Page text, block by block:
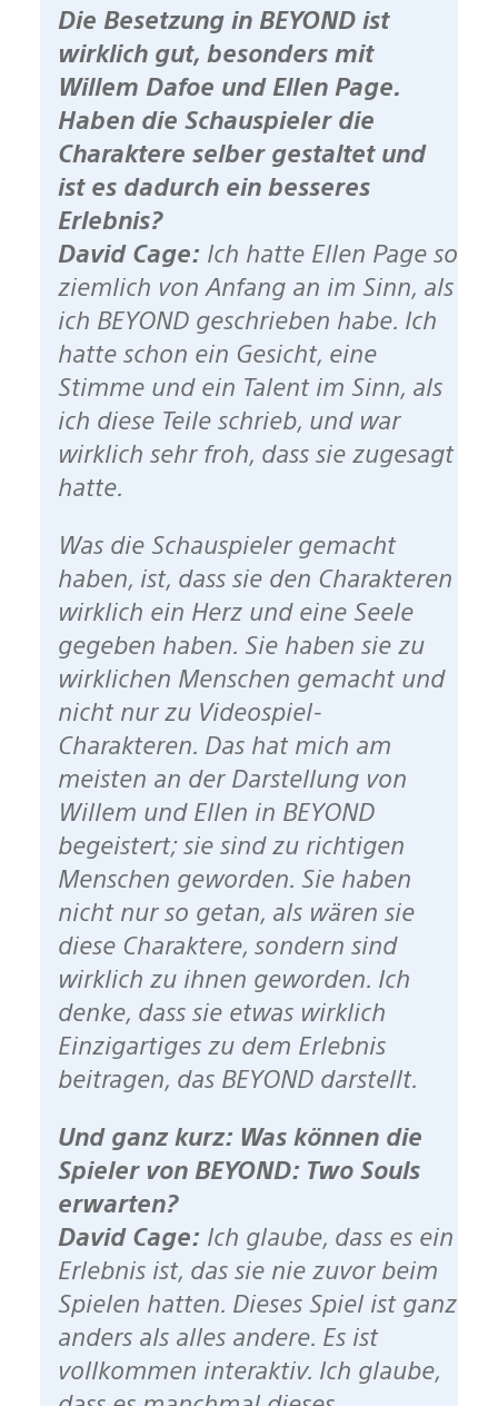
Die Besetzung in BEYOND ist
wirklich gut, besonders mit
Willem Dafoe und Ellen Page.
Haben die Schauspieler die
Charaktere selber gestaltet und
ist es dadurch ein besseres
Erlebnis?
David Cage: Ich hatte Ellen Page so
ziemlich von Anfang an im Sinn, als
ich BEYOND geschrieben habe. Ich
hatte schon ein Gesicht, eine
Stimme und ein Talent im Sinn, als
ich diese Teile schrieb, und war
wirklich sehr froh, dass sie zugesagt
hatte.
Was die Schauspieler gemacht
haben, ist, dass sie den Charakteren
wirklich ein Herz und eine Seele
gegeben haben. Sie haben sie zu
wirklichen Menschen gemacht und
nicht nur zu Videospiel-
Charakteren. Das hat mich am
meisten an der Darstellung von
Willem und Ellen in BEYOND
begeistert; sie sind zu richtigen
Menschen geworden. Sie haben
nicht nur so getan, als wären sie
diese Charaktere, sondern sind
wirklich zu ihnen geworden. Ich
denke, dass sie etwas wirklich
Einzigartiges zu dem Erlebnis
beitragen, das BEYOND darstellt.
Und ganz kurz: Was können die
Spieler von BEYOND: Two Souls
erwarten?
David Cage: Ich glaube, dass es ein
Erlebnis ist, das sie nie zuvor beim
Spielen hatten. Dieses Spiel ist ganz
anders als alles andere. Es ist
vollkommen interaktiv. Ich glaube,